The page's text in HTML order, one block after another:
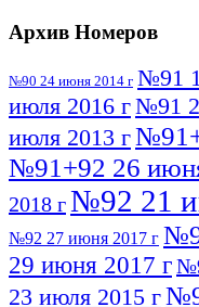
Архив Номеров
№90 24 июня 2014 г №91
июля 2016 г№91
июля 2013 г
№91+92 26
2018 г№92 21
№92 27 июня 2017 г
29 июня 2017 г
23 июля 2015 г